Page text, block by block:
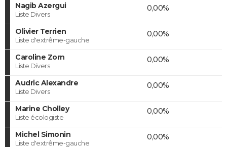
Nagib Azergui
Liste Divers
0,00%
Olivier Terrien
Liste d'extrême-gauche
0,00%
Caroline Zorn
Liste Divers
0,00%
Audric Alexandre
Liste Divers
0,00%
Marine Cholley
Liste écologiste
0,00%
Michel Simonin
Liste d'extrême-gauche
0,00%